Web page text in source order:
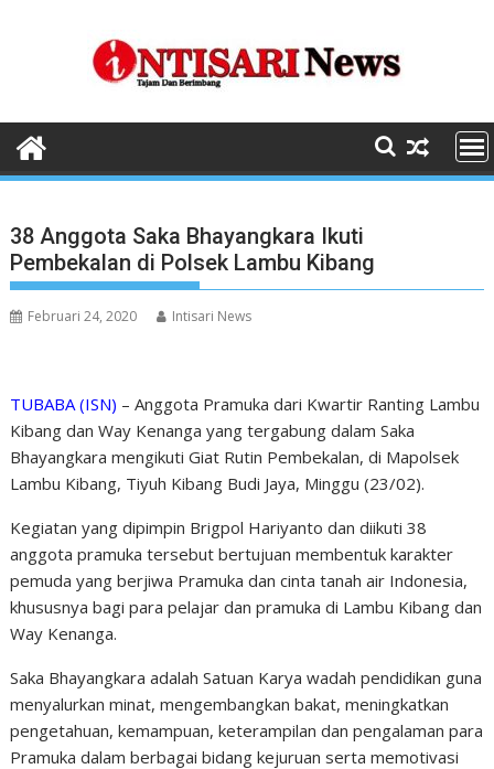
38 Anggota Saka Bhayangkara Ikuti
Pembekalan di Polsek Lambu Kibang
Februari 24, 2020 Intisari News
TUBABA (ISN) – Anggota Pramuka dari Kwartir Ranting Lambu
Kibang dan Way Kenanga yang tergabung dalam Saka
Bhayangkara mengikuti Giat Rutin Pembekalan, di Mapolsek
Lambu Kibang, Tiyuh Kibang Budi Jaya, Minggu (23/02).
Kegiatan yang dipimpin Brigpol Hariyanto dan diikuti 38
anggota pramuka tersebut bertujuan membentuk karakter
pemuda yang berjiwa Pramuka dan cinta tanah air Indonesia,
khususnya bagi para pelajar dan pramuka di Lambu Kibang dan
Way Kenanga.
Saka Bhayangkara adalah Satuan Karya wadah pendidikan guna
menyalurkan minat, mengembangkan bakat, meningkatkan
pengetahuan, kemampuan, keterampilan dan pengalaman para
Pramuka dalam berbagai bidang kejuruan serta memotivasi